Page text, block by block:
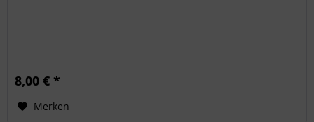
8,00 € *
Merken